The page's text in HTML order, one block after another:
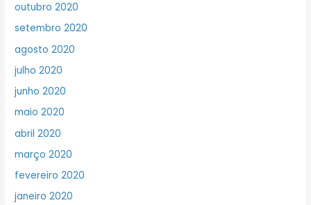
outubro 2020
setembro 2020
agosto 2020
julho 2020
junho 2020
maio 2020
abril 2020
março 2020
fevereiro 2020
janeiro 2020